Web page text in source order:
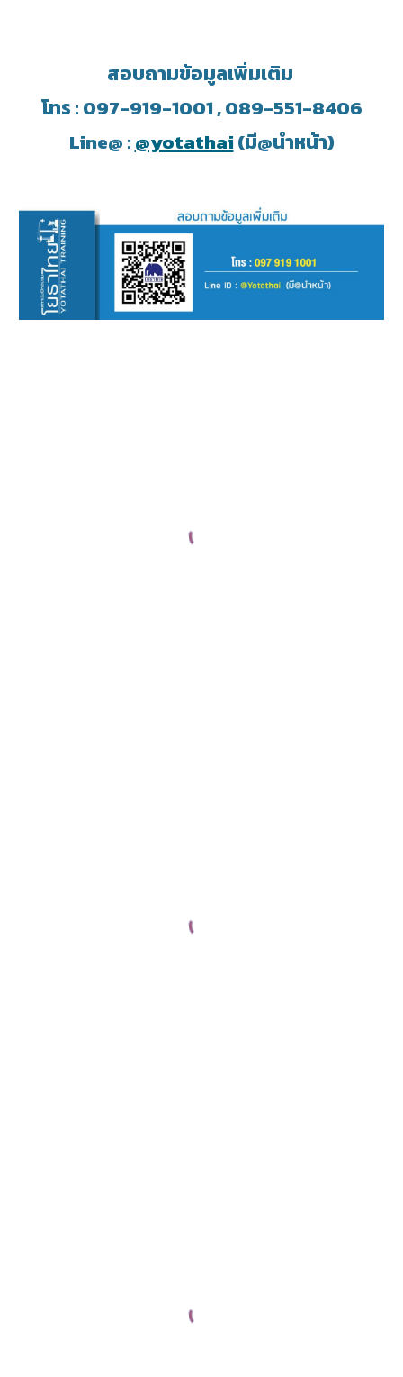
สอบถามข้อมูลเพิ่มเติม
โทร : 097-919-1001 , 089-551-8406
Line@ :@yotathai(มี@นำหน้า)